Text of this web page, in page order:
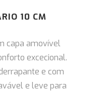
10 CM
capa amovível
excecional.
e com
e leve para